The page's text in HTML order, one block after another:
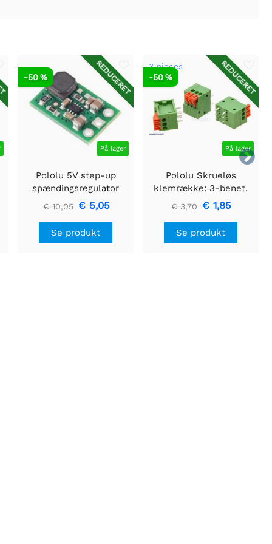

REDUCERET
På lager
-50 %
Pololu 5V step-up
spændingsregulator
U3V16F5
€ 10,05 € 5,05
Se produkt
REDUCERET
3 pieces
På lager
-50 %
Pololu Skrueløs
klemrække: 3-benet,
0,1" pitch, sideindgang
(3-pack)
€ 3,70 € 1,85
Se produkt